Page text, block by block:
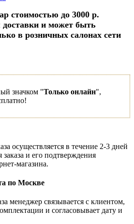
стоимостью до 3000 р.
доставки и может быть
в розничных салонах сети
значком "Только онлайн",
осуществляется в течение 2-3 дней
и его подтверждения
магазина.
по Москве
менеджер связывается с клиентом,
и согласовывает дату и